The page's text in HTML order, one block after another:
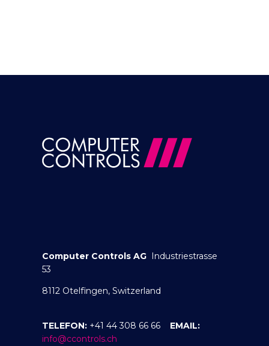
Computer Controls AG Industriestrasse
53
8112 Otelfingen, Switzerland
TELEFON: +41 44 308 66 66 EMAIL:
info@ccontrols.ch